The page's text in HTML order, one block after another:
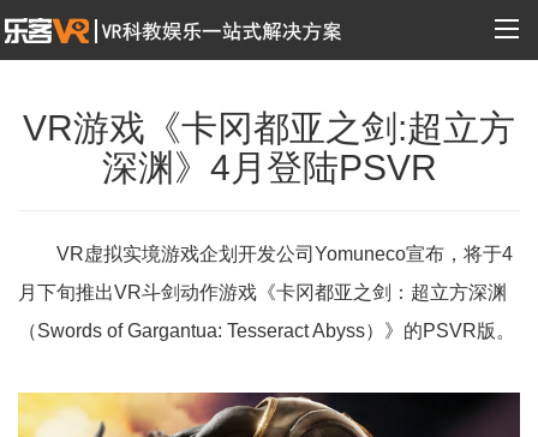
VR游戏《卡冈都亚之剑:超立方
深渊》4月登陆PSVR
VR虚拟实境游戏企划开发公司Yomuneco宣布，将于4
月下旬推出VR斗剑动作游戏《卡冈都亚之剑：超立方深渊
（Swords of Gargantua: Tesseract Abyss）》的PSVR版。